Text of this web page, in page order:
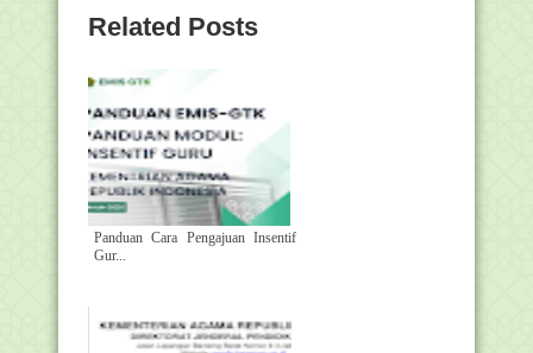
Related Posts
Panduan Cara Pengajuan Insentif
Gur...